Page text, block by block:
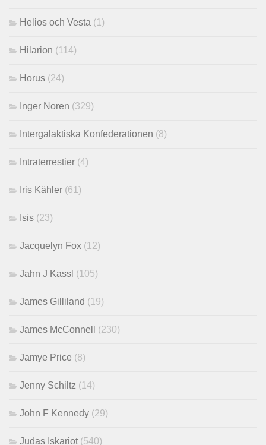
Helios och Vesta (1)
Hilarion (114)
Horus (24)
Inger Noren (329)
Intergalaktiska Konfederationen (8)
Intraterrestier (4)
Iris Kähler (61)
Isis (23)
Jacquelyn Fox (12)
Jahn J Kassl (105)
James Gilliland (19)
James McConnell (230)
Jamye Price (8)
Jenny Schiltz (14)
John F Kennedy (29)
Judas Iskariot (540)